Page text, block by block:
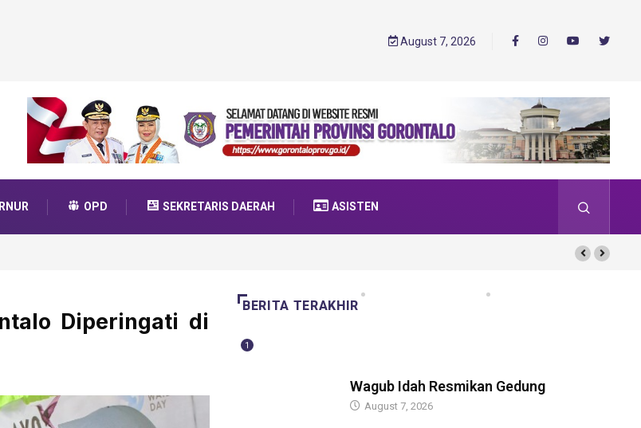
August 7, 2026
OPD SEKRETARIS DAERAH ASISTEN
Transformasi 2025
Diperingati di
BERITA TERAKHIR
1
Wagub Idah Resmikan Gedung
August 7, 2026